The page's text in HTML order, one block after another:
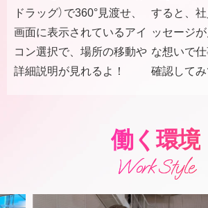
ドラッグ）で360°見渡せ、
画面に表示されているアイ
コン選択で、場所の移動や
詳細説明が見れるよ！
すると、
ッセージ
な想いで
確認してみ
働く環境
Work Style